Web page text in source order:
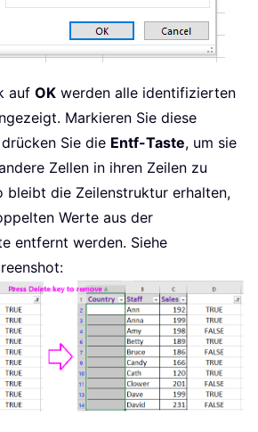
auf OK werden alle identifizierten
Markieren Sie diese
Sie die Entf-Taste, um sie
Zellen in ihren Zeilen zu
bleibt die Zeilenstruktur erhalten,
Werte aus der
entfernt werden. Siehe